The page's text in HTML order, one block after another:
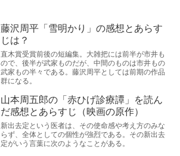
藤沢周平「雪明かり」の感想とあらす
じは？
直木賞受賞前後の短編集。大雑把には前半が市井も
ので、後半が武家ものだが、中間のものは市井もの
武家もの半々である。藤沢周平としては前期の作品
群になる。
山本周五郎の「赤ひげ診療譚」を読ん
だ感想とあらすじ（映画の原作）
新出去定という医者は、その使命感や考え方のみな
らず、全体としての個性が強烈である。その新出去
定がいう言葉に次のようなことがある。